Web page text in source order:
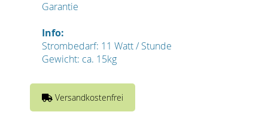
Garantie
Info:
Strombedarf: 11 Watt / Stunde
Gewicht: ca. 15kg
Versandkostenfrei